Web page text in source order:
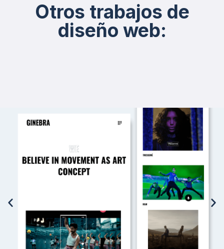
Otros trabajos de
diseño web: